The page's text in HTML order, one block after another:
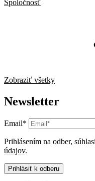
Spoločnosť
Zobraziť všetky
Newsletter
Email*
Prihlásením na odber,
údajov.
Prihlásiť k odberu